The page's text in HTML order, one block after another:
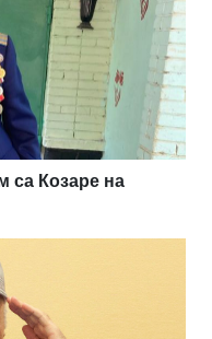
са Козаре на